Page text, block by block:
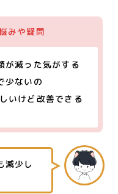
みや疑問
が減った気がする
少ないの
いけど改善できる
減少し